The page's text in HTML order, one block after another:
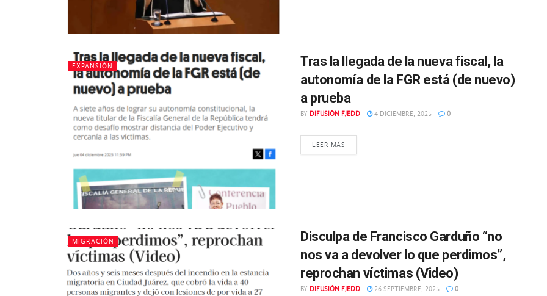
EXPANSIÓN
Tras la llegada de la nueva fiscal, la
autonomía de la FGR está (de nuevo)
a prueba
BY DIFUSIÓN FJEDD 4 DICIEMBRE, 2025 0
LEER MÁS
MIGRACIÓN
Disculpa de Francisco Garduño “no
nos va a devolver lo que perdimos”,
reprochan víctimas (Video)
BY DIFUSIÓN FJEDD 26 SEPTIEMBRE, 2025 0